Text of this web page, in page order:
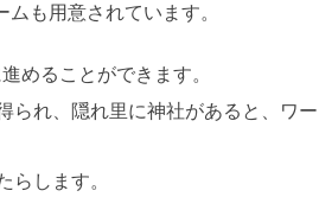
も用意されています。
めることができます。
られ、隠れ里に神社があると、ワー
らします。